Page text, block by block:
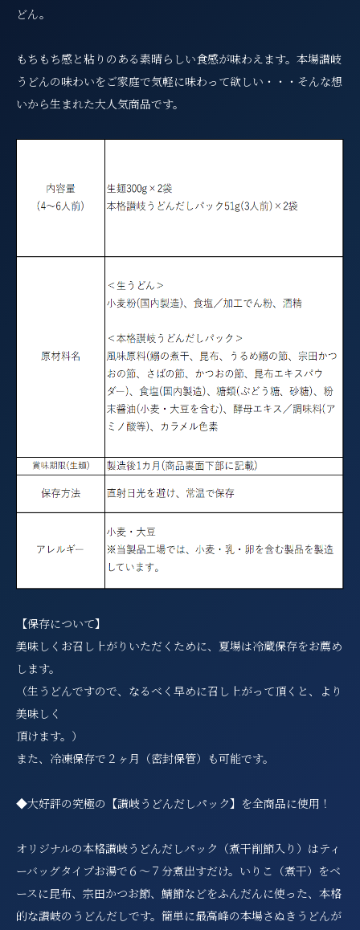
どん。
もちもち感と粘りのある素晴らしい食感が味わえます。本場讃岐
うどんの味わいをご家庭で気軽に味わって欲しい・・・そんな想
いから生まれた大人気商品です。
【保存について】
美味しくお召し上がりいただくために、夏場は冷蔵保存をお薦め
します。
（生うどんですので、なるべく早めに召し上がって頂くと、より
美味しく
頂けます。）
また、冷凍保存で２ヶ月（密封保管）も可能です。
◆大好評の究極の【讃岐うどんだしパック】を全商品に使用！
オリジナルの本格讃岐うどんだしパック（煮干削節入り）はティ
ーバッグタイプお湯で６～７分煮出すだけ。いりこ（煮干）をベ
ースに昆布、宗田かつお節、鯖節などをふんだんに使った、本格
的な讃岐のうどんだしです。簡単に最高峰の本場さぬきうどんが